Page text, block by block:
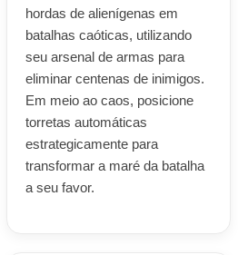
hordas de alienígenas em
batalhas caóticas, utilizando
seu arsenal de armas para
eliminar centenas de inimigos.
Em meio ao caos, posicione
torretas automáticas
estrategicamente para
transformar a maré da batalha
a seu favor.